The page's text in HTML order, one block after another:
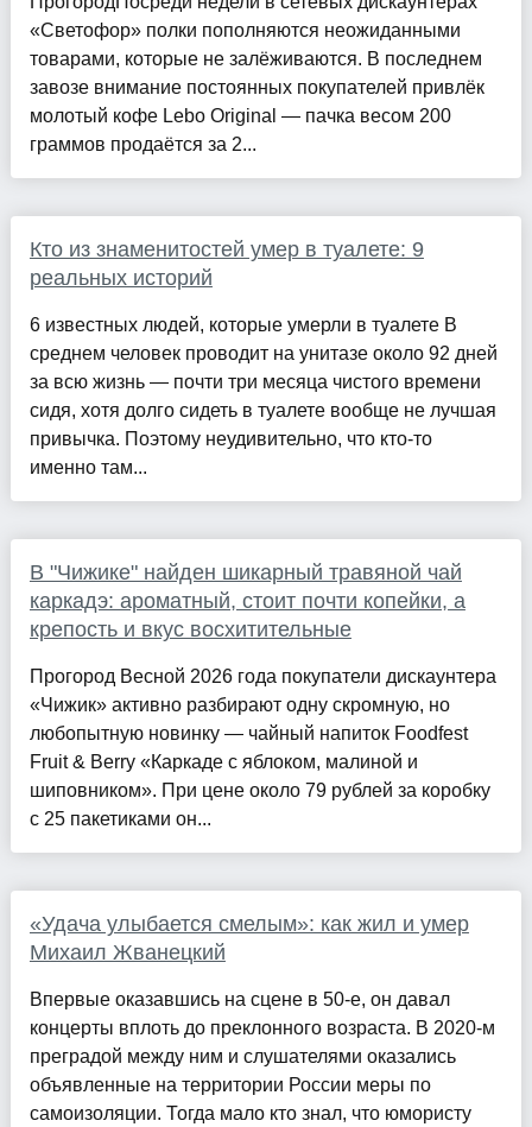
«Светофор» полки пополняются неожиданными
товарами, которые не залёживаются. В последнем
завозе внимание постоянных покупателей привлёк
молотый кофе Lebo Original — пачка весом 200
граммов продаётся за 2...
Кто из знаменитостей умер в туалете: 9
реальных историй
6 известных людей, которые умерли в туалете В
среднем человек проводит на унитазе около 92 дней
за всю жизнь — почти три месяца чистого времени
сидя, хотя долго сидеть в туалете вообще не лучшая
привычка. Поэтому неудивительно, что кто-то
именно там...
В "Чижике" найден шикарный травяной чай
каркадэ: ароматный, стоит почти копейки, а
крепость и вкус восхитительные
Прогород Весной 2026 года покупатели дискаунтера
«Чижик» активно разбирают одну скромную, но
любопытную новинку — чайный напиток Foodfest
Fruit & Berry «Каркаде с яблоком, малиной и
шиповником». При цене около 79 рублей за коробку
с 25 пакетиками он...
«Удача улыбается смелым»: как жил и умер
Михаил Жванецкий
Впервые оказавшись на сцене в 50-е, он давал
концерты вплоть до преклонного возраста. В 2020-м
преградой между ним и слушателями оказались
объявленные на территории России меры по
самоизоляции. Тогда мало кто знал, что юмористу